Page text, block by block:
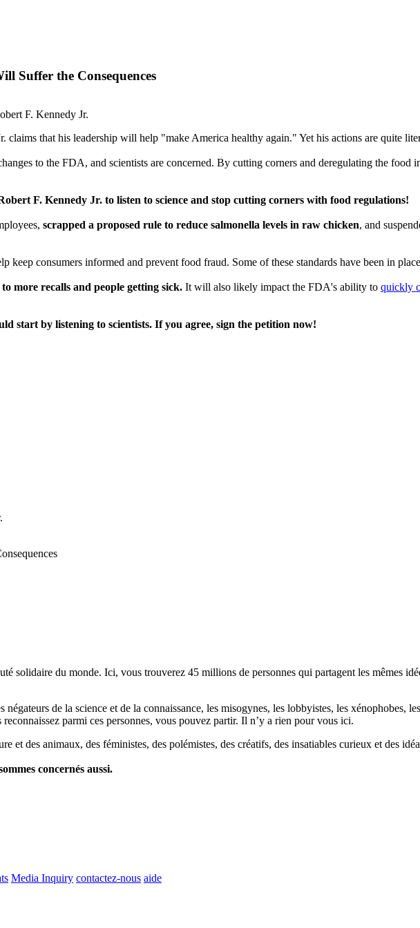
Suffer the Consequences
F. Kennedy Jr.
claims that his leadership will help "make America healthy again." Yet his actions are quite
to the FDA, and scientists are concerned. By cutting corners and deregulating the food
F. Kennedy Jr. to listen to science and stop cutting corners with food regulations!
scrapped a proposed rule to reduce salmonella levels in raw chicken, and
keep consumers informed and prevent food fraud. Some of these standards have been in place
more recalls and people getting sick. It will also likely impact the FDA's ability to quickly
start by listening to scientists. If you agree, sign the petition now!
.
solidaire du monde. Ici, vous trouverez 45 millions de personnes qui partagent les mêmes
négateurs de la science et de la connaissance, les misogynes, les lobbyistes, les xénophobes,
parmi ces personnes, vous pouvez partir. Il n’y a rien pour vous ici.
et des animaux, des féministes, des polémistes, des créatifs, des insatiables curieux et des
concernés aussi.
Media Inquiry contactez-nous aide